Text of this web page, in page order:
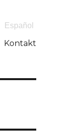
Español
Kontakt